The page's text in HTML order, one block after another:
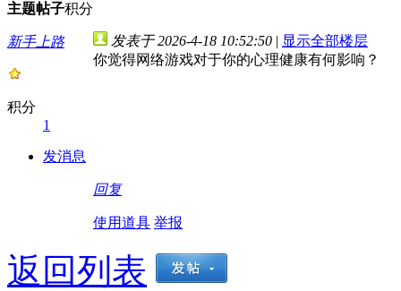
主题帖子积分
新手上路
积分
1
发消息
发表于 2026-4-18 10:52:50 | 显示全部楼层
你觉得网络游戏对于你的心理健康有何影响？
回复
使用道具 举报
返回列表